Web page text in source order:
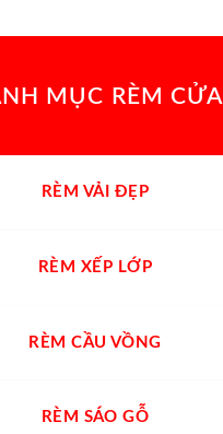
MỤC RÈM CỬA
RÈM VẢI ĐẸP
RÈM XẾP LỚP
RÈM CẦU VỒNG
RÈM SÁO GỖ